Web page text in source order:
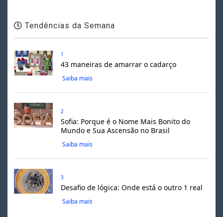
Tendências da Semana
1
43 maneiras de amarrar o cadarço
Saiba mais
2
Sofia: Porque é o Nome Mais Bonito do
Mundo e Sua Ascensão no Brasil
Saiba mais
3
Desafio de lógica: Onde está o outro 1 real
Saiba mais